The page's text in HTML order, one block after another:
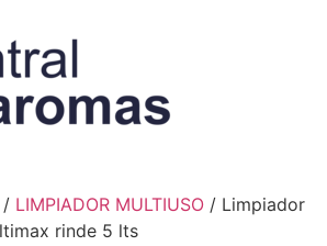
/ LIMPIADOR MULTIUSO / Limpiador
rinde 5 lts